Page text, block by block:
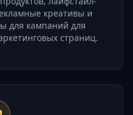
креативы и
для кампаний для
страниц.